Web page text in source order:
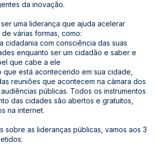
da inovação.
uma liderança que ajuda acelerar
várias formas, como:
cidadania com consciência das suas
enquanto ser um cidadão e saber e
que cabe a ele
que está acontecendo em sua cidade,
reuniões que acontecem na câmara dos
públicas. Todos os instrumentos
das cidades são abertos e gratuitos,
na internet.
sobre as lideranças públicas, vamos aos 3